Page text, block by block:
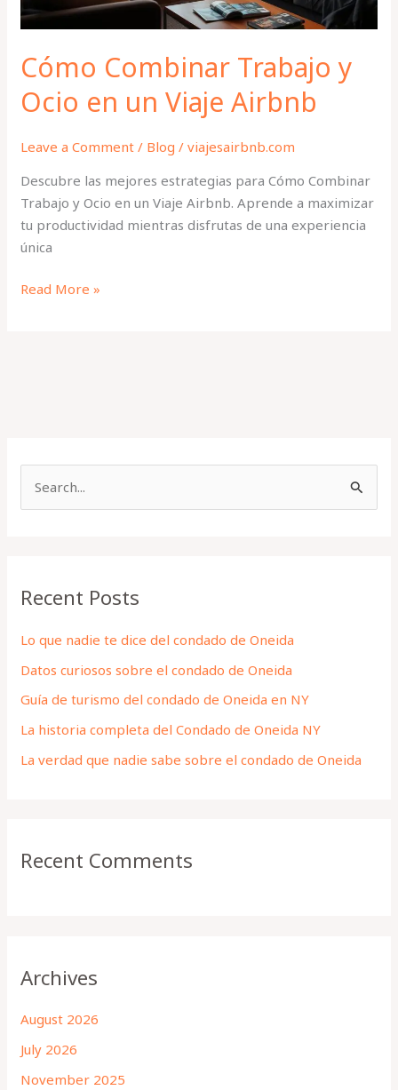
Cómo Combinar Trabajo y
Ocio en un Viaje Airbnb
Leave a Comment / Blog /viajesairbnb.com
Descubre las mejores estrategias para Cómo Combinar
Trabajo y Ocio en un Viaje Airbnb. Aprende a maximizar
tu productividad mientras disfrutas de una experiencia
única
Airbnb
Read More »
c
f
o
r
:
Recent Posts
Lo que nadie te dice del condado de Oneida
Datos curiosos sobre el condado de Oneida
Guía de turismo del condado de Oneida en NY
La historia completa del Condado de Oneida NY
La verdad que nadie sabe sobre el condado de Oneida
Recent Comments
Archives
August 2026
July 2026
November 2025